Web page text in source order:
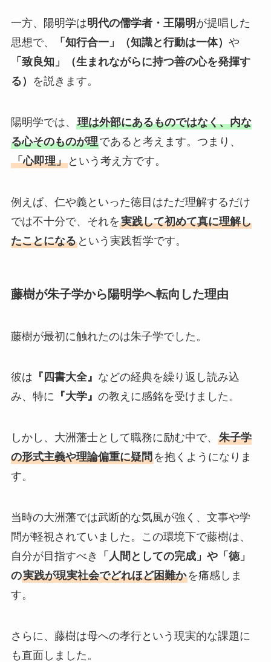
一方、陽明学は明代の儒学者・王陽明 が提唱した
思想で、
「知行合一」（知識と行動は一体） や
「致良知」（生まれながらに持つ善の心を発揮す
る）
を説きます。
陽明学では、 理は外部にあるものではなく、内な
る心そのものが理であると考えます。つまり、
「心即理」という考え方です。
例えば、仁や義といった徳目はただ理解するだけ
では不十分で、それを実践して初めて真に理解し
たことになるという実践哲学です。
藤樹が朱子学から陽明学へ転向した理由
藤樹が最初に触れたのは朱子学でした。
彼は 『四書大全』 などの経典を繰り返し読み込
み、特に 『大学』 の教えに感銘を受けました。
しかし、大洲藩士として職務に励む中で、 朱子学
の形式主義や理論偏重に疑問を抱くようになりま
す。
当時の大洲藩では武断的な気風が強く、文事や学
問が軽視されていました。この環境下で藤樹は、
自分が目指すべき
「人間としての完成」や「徳」
の実践が現実社会でどれほど困難かを痛感しま
す。
さらに、藤樹は母への孝行という現実的な課題に
も直面しました。